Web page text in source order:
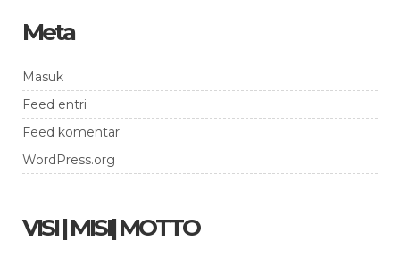
Meta
Masuk
Feed entri
Feed komentar
WordPress.org
VISI | MISI| MOTTO